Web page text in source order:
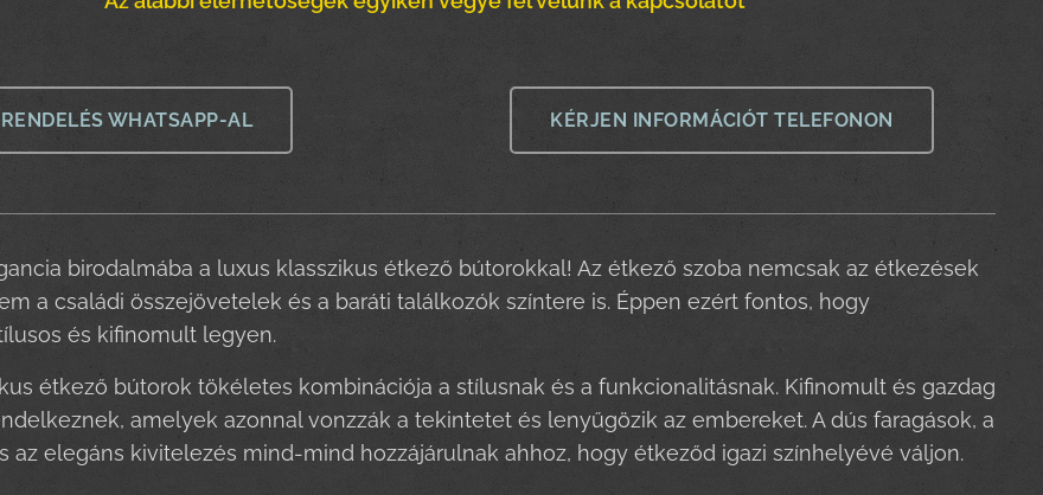
RENDELÉS WHATSAPP-AL KÉRJEN INFORMÁCIÓT TELEFONON
birodalmába a luxus klasszikus étkező bútorokkal! Az étkező szoba nemcsak az étkezések
a családi összejövetelek és a baráti találkozók színtere is. Éppen ezért fontos, hogy
és kifinomult legyen.
étkező bútorok tökéletes kombinációja a stílusnak és a funkcionalitásnak. Kifinomult és gazdag
amelyek azonnal vonzzák a tekintetet és lenyűgözik az embereket. A dús faragások, a
az elegáns kivitelezés mind-mind hozzájárulnak ahhoz, hogy étkeződ igazi színhelyévé váljon.